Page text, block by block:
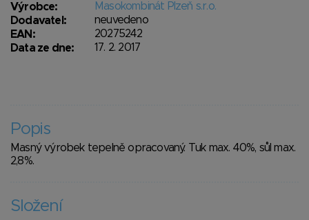
Výrobce:
Masokombinát Plzeň s.r.o.
Dodavatel:
neuvedeno
EAN:
20275242
Data ze dne:
17. 2. 2017
Popis
Masný výrobek tepelně opracovaný. Tuk max. 40%, sůl max.
2,8%.
Složení